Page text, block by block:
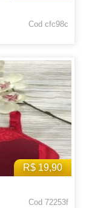
Cod cfc98c
R$ 19,90
Cod 72253f